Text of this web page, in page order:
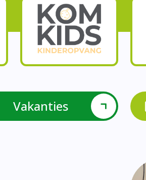
krijgen leerlingen met een
leerkrachten samen in
Op onze school
leraarondersteuners met